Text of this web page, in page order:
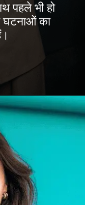
पहले भी हो
घटनाओं का